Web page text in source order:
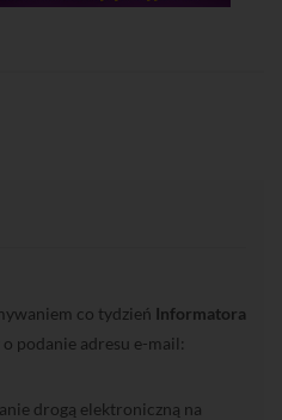
co tydzień Informatora
podanie adresu e-mail:
drogą elektroniczną na